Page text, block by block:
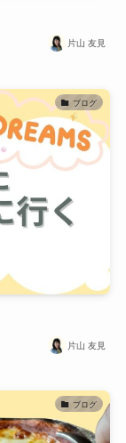
片山 友見
ブログ
片山 友見
ブログ